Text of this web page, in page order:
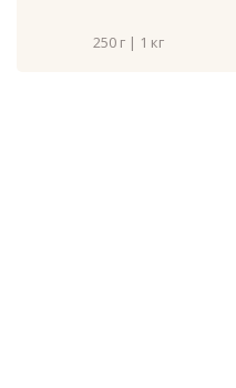
250 г | 1 кг